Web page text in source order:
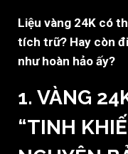
Liệu vàng 24K có
tích trữ? Hay còn
như hoàn hảo ấy?
1. VÀNG
“TINH